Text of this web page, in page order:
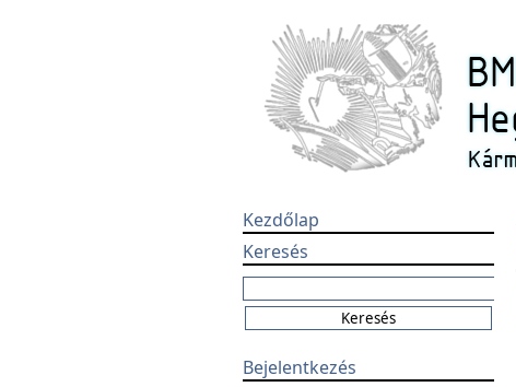
Kezdőlap
Keresés
Bejelentkezés